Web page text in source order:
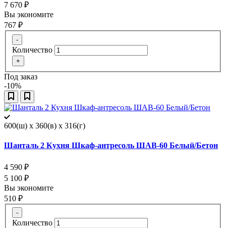
7 670 ₽
Вы экономите
767 ₽
-
Количество
+
Под заказ
-10%
600(ш) x 360(в) x 316(г)
Шанталь 2 Кухня Шкаф-антресоль ШАВ-60 Белый/Бетон
4 590 ₽
5 100 ₽
Вы экономите
510 ₽
-
Количество